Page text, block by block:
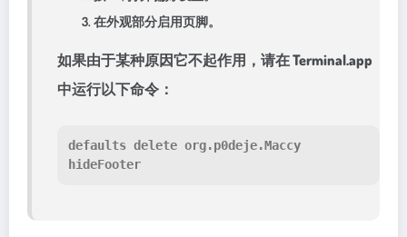
在外观部分启用页脚。
如果由于某种原因它不起作用，请在 Terminal.app
中运行以下命令：
defaults delete org.p0deje.Maccy
hideFooter